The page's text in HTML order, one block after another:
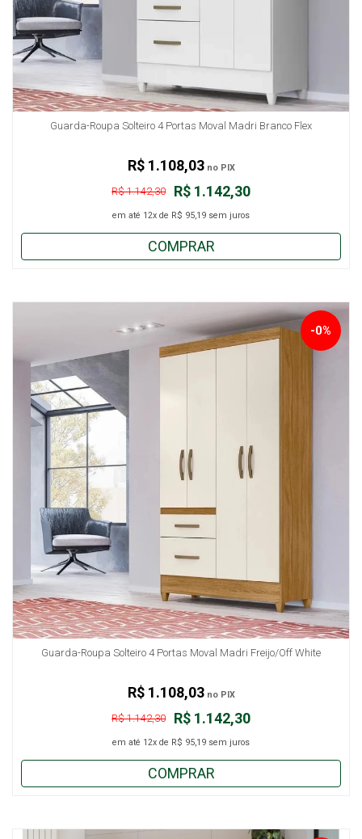
Guarda-Roupa Solteiro 4 Portas Moval Madri Branco Flex
R$ 1.142,30
R$ 1.142,30
em até 12x de R$ 95,19 sem juros
R$ 1.108,03no PIX
COMPRAR
Guarda-Roupa Solteiro 4 Portas Moval Madri Freijo/Off White
R$ 1.142,30
R$ 1.142,30
-0%
em até 12x de R$ 95,19 sem juros
R$ 1.108,03no PIX
COMPRAR